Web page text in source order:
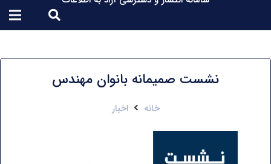
نشست صمیمانه بانوان مهندس
خانه اخبار